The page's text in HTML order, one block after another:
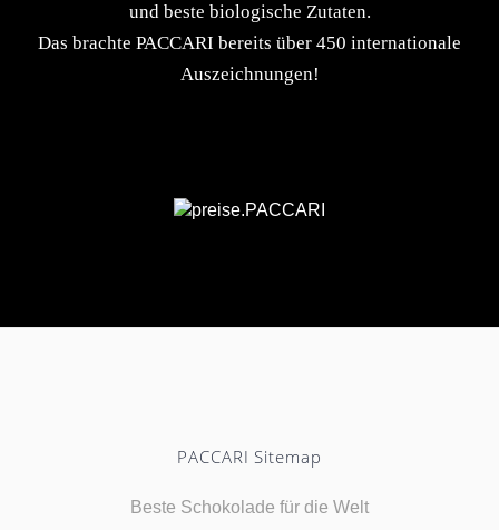
und beste biologische Zutaten.
Das brachte PACCARI bereits über 450 internationale
Auszeichnungen!
PACCARI Sitemap
Beste Schokolade für die Welt